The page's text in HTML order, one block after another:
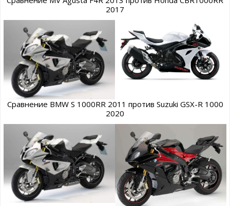
2017
Сравнение BMW S 1000RR 2011 против Suzuki GSX-R 1000
2020